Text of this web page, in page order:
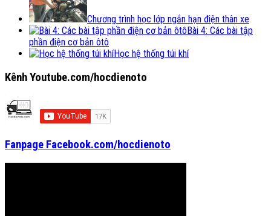
Chương trình học lớp ngắn hạn điện thân xe
Bài 4: Các bài tập
phần điện cơ bản ôtô
Học hệ thống túi khí
Kênh Youtube.com/hocdienoto
Fanpage Facebook.com/hocdienoto